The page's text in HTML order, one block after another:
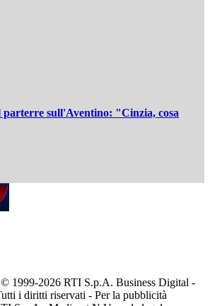
sull'Aventino: "Cinzia, cosa
1999-2026 RTI S.p.A. Business Digital -
i diritti riservati - Per la pubblicità